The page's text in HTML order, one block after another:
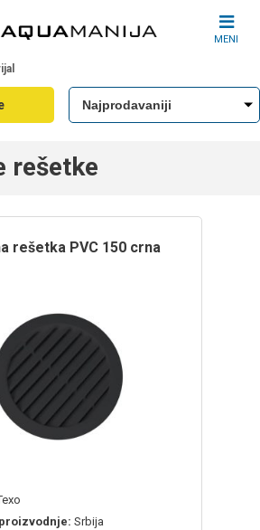
MENI
rešetke
rešetka PVC 150 crna
Srbija